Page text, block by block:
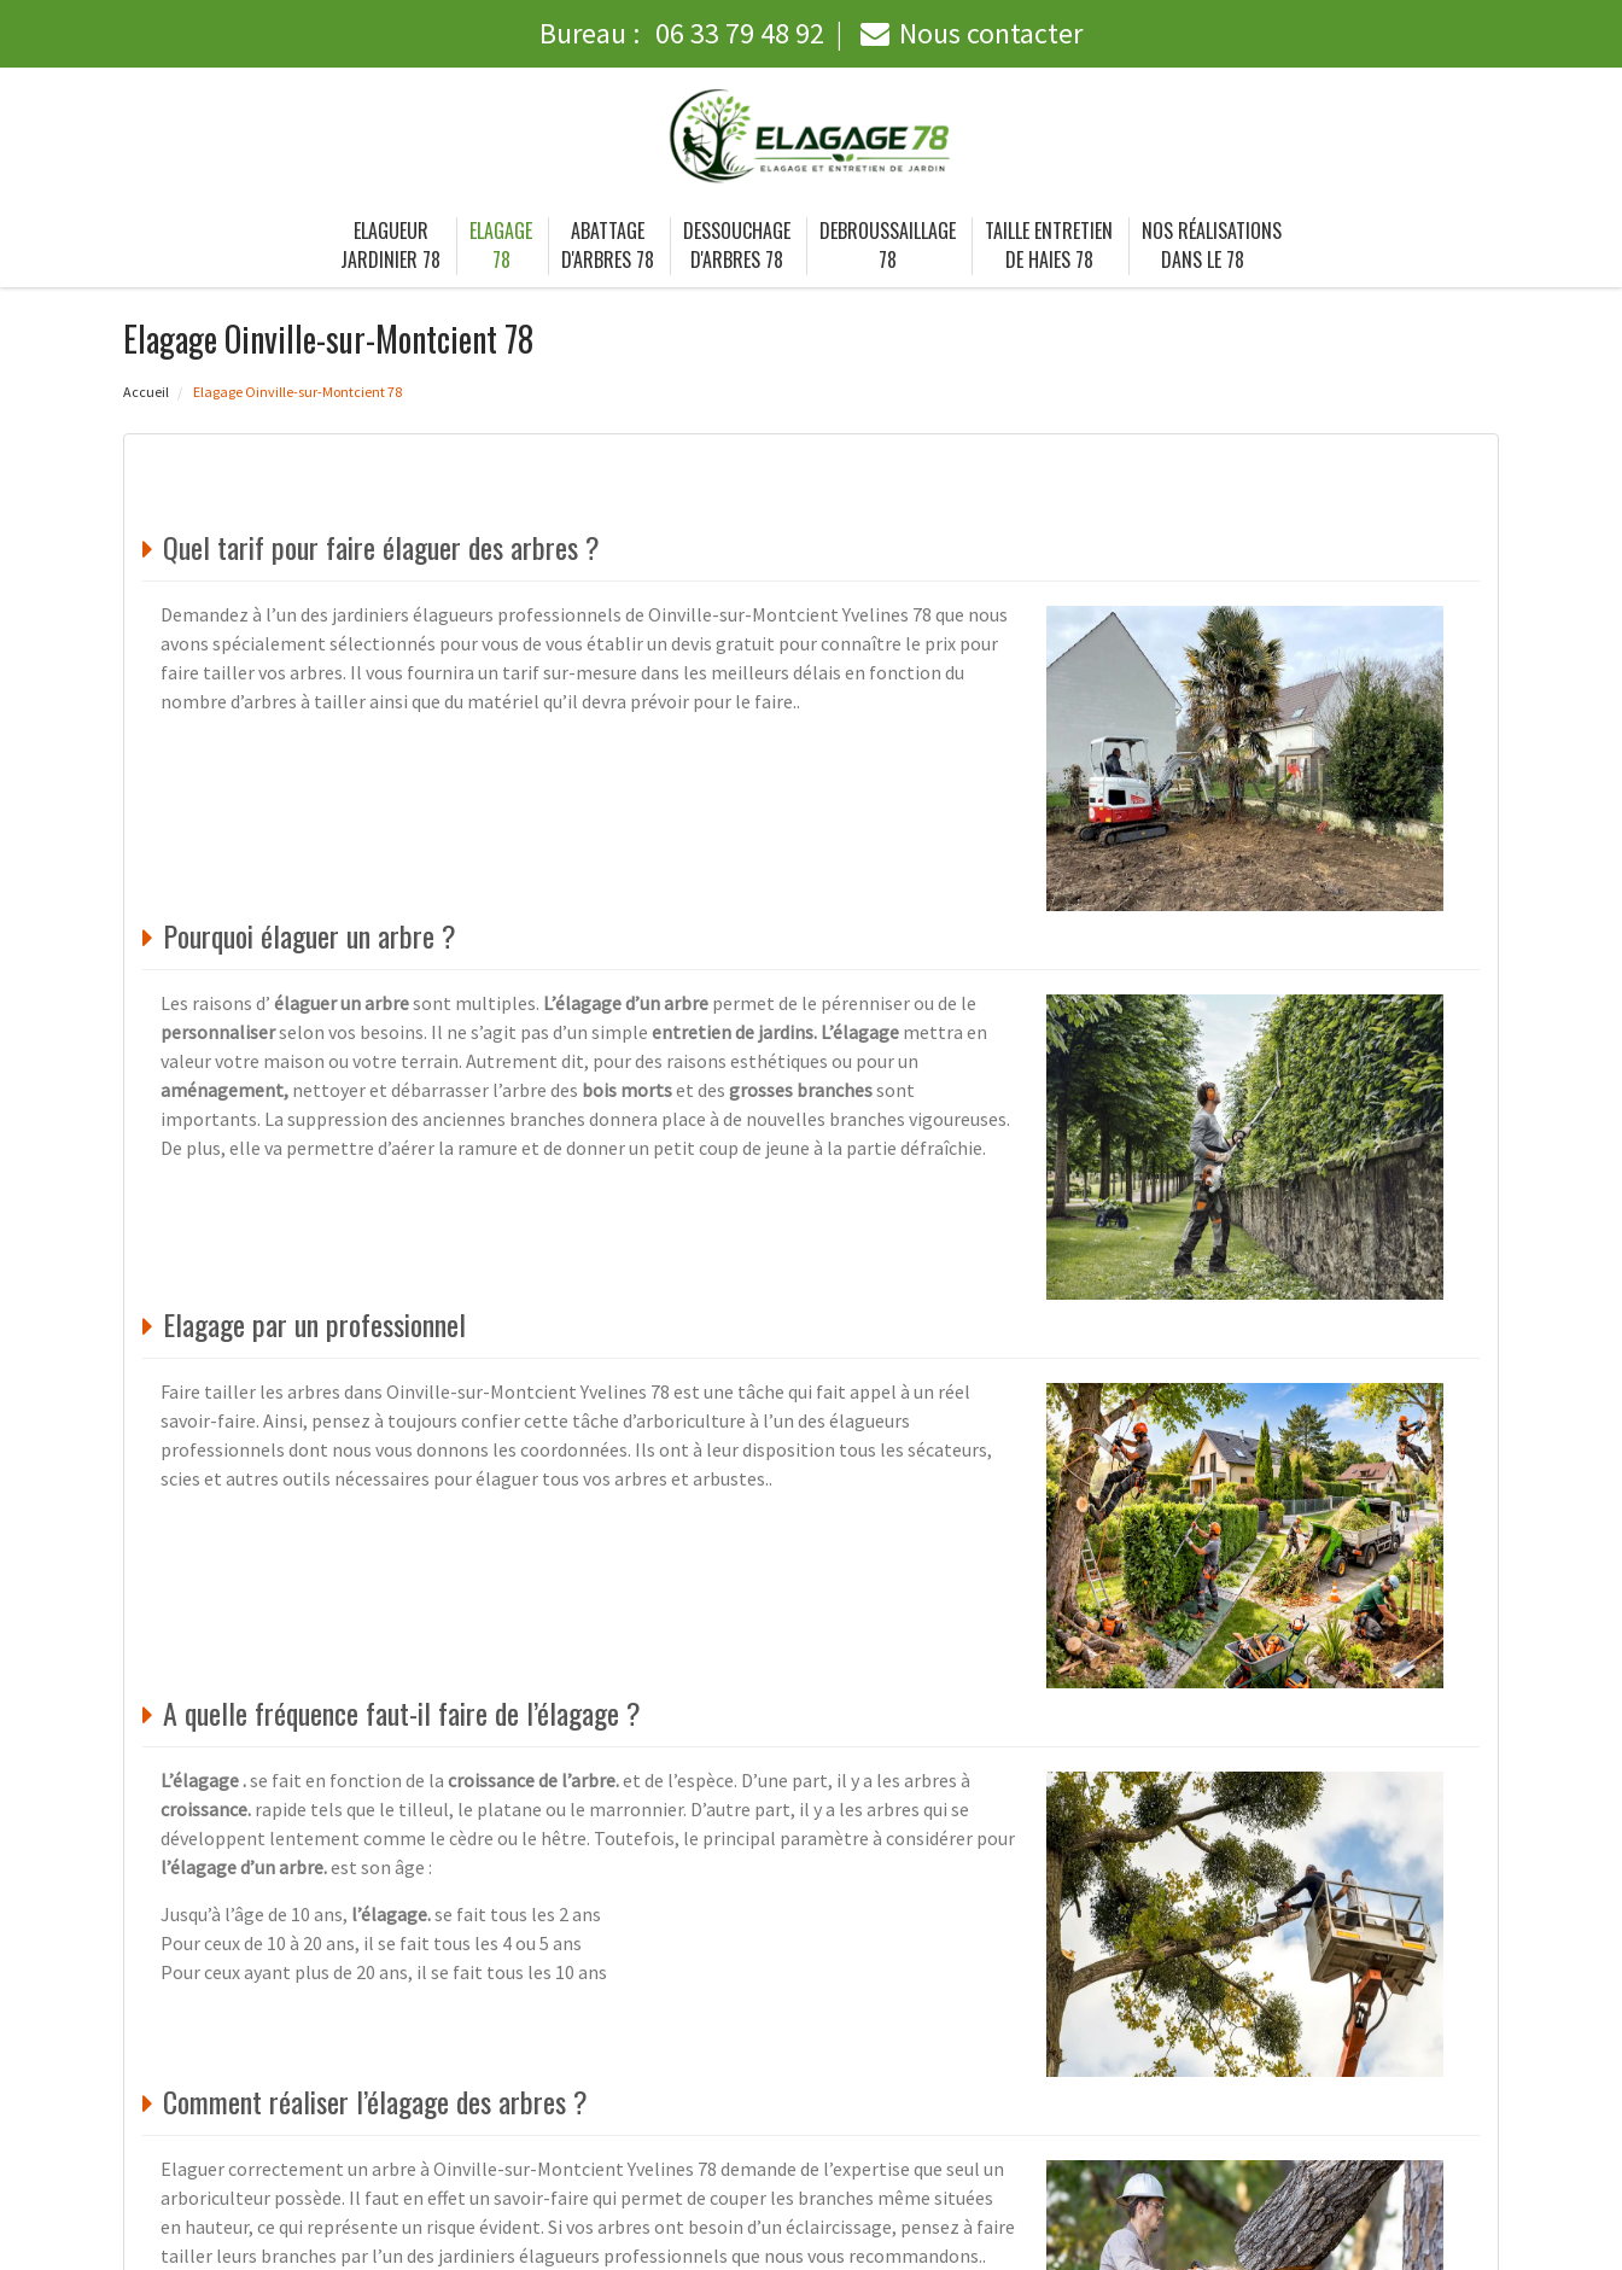
Bureau : 06 33 79 48 92 Nous contacter
ELAGUEUR
JARDINIER 78
ELAGAGE
78
ABATTAGE
D'ARBRES 78
DESSOUCHAGE
D'ARBRES 78
DEBROUSSAILLAGE
78
TAILLE ENTRETIEN
DE HAIES 78
NOS RÉALISATIONS
DANS LE 78
Elagage Oinville-sur-Montcient 78
Accueil Elagage Oinville-sur-Montcient 78
Quel tarif pour faire élaguer des arbres ?
Demandez à l’un des jardiniers élagueurs professionnels de Oinville-sur-Montcient Yvelines 78 que nous
avons spécialement sélectionnés pour vous de vous établir un devis gratuit pour connaître le prix pour
faire tailler vos arbres. Il vous fournira un tarif sur-mesure dans les meilleurs délais en fonction du
nombre d’arbres à tailler ainsi que du matériel qu’il devra prévoir pour le faire..
Pourquoi élaguer un arbre ?
Les raisons d’ élaguer un arbresont multiples. L’élagage d’un arbre permet de le pérenniser ou de le
personnaliserselon vos besoins. Il ne s’agit pas d’un simple entretien de jardins. L’élagage mettra en
valeur votre maison ou votre terrain. Autrement dit, pour des raisons esthétiques ou pour un
aménagement, nettoyer et débarrasser l’arbre des bois mortset des grosses branchessont
importants. La suppression des anciennes branches donnera place à de nouvelles branches vigoureuses.
De plus, elle va permettre d’aérer la ramure et de donner un petit coup de jeune à la partie défraîchie.
Elagage par un professionnel
Faire tailler les arbres dans Oinville-sur-Montcient Yvelines 78 est une tâche qui fait appel à un réel
savoir-faire. Ainsi, pensez à toujours confier cette tâche d’arboriculture à l’un des élagueurs
professionnels dont nous vous donnons les coordonnées. Ils ont à leur disposition tous les sécateurs,
scies et autres outils nécessaires pour élaguer tous vos arbres et arbustes..
A quelle fréquence faut-il faire de l’élagage ?
L’élagage .se fait en fonction de la croissance de l’arbre.et de l’espèce. D’une part, il y a les arbres à
croissance. rapide tels que le tilleul, le platane ou le marronnier. D’autre part, il y a les arbres qui se
développent lentement comme le cèdre ou le hêtre. Toutefois, le principal paramètre à considérer pour
l’élagage d’un arbre.est son âge :
Jusqu’à l’âge de 10 ans, l’élagage.se fait tous les 2 ans
Pour ceux de 10 à 20 ans, il se fait tous les 4 ou 5 ans
Pour ceux ayant plus de 20 ans, il se fait tous les 10 ans
Comment réaliser l’élagage des arbres ?
Elaguer correctement un arbre à Oinville-sur-Montcient Yvelines 78 demande de l’expertise que seul un
arboriculteur possède. Il faut en effet un savoir-faire qui permet de couper les branches même situées
en hauteur, ce qui représente un risque évident. Si vos arbres ont besoin d’un éclaircissage, pensez à faire
tailler leurs branches par l’un des jardiniers élagueurs professionnels que nous vous recommandons..